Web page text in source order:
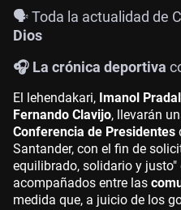
🗣️ Toda la actualidad de
Dios
🎧 La crónica deportiva
El lehendakari, Imanol
Fernando Clavijo, llevarán
Conferencia de Presidentes
Santander, con el fin de
equilibrado, solidario y justo"
acompañados entre las
medida que, a juicio de los